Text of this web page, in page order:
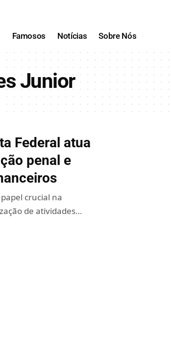
Famosos Notícias Sobre Nós
Junior
Federal atua
penal e
crucial na
de atividades…